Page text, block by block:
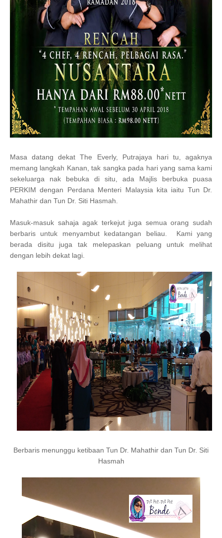
Masa datang dekat The Everly, Putrajaya hari tu, agaknya
memang langkah Kanan, tak sangka pada hari yang sama kami
sekeluarga nak bebuka di situ, ada Majlis berbuka puasa
PERKIM dengan Perdana Menteri Malaysia kita iaitu Tun Dr.
Mahathir dan Tun Dr. Siti Hasmah.
Masuk-masuk sahaja agak terkejut juga semua orang sudah
berbaris untuk menyambut kedatangan beliau. Kami yang
berada disitu juga tak melepaskan peluang untuk melihat
dengan lebih dekat lagi.
Berbaris menunggu ketibaan Tun Dr. Mahathir dan Tun Dr. Siti
Hasmah